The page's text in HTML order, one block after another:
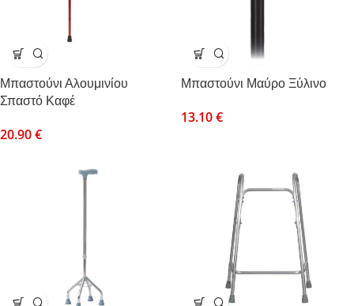
Μπαστούνι Αλουμινίου
Σπαστό Καφέ
20.90€
Μπαστούνι Μαύρο Ξύλινο
13.10€